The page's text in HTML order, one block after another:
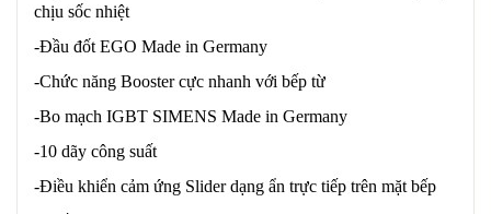
chịu sốc nhiệt
-Đầu đốt EGO Made in Germany
-Chức năng Booster cực nhanh với bếp từ
-Bo mạch IGBT SIMENS Made in Germany
-10 dãy công suất
-Điều khiển cảm ứng Slider dạng ẩn trực tiếp trên mặt bếp